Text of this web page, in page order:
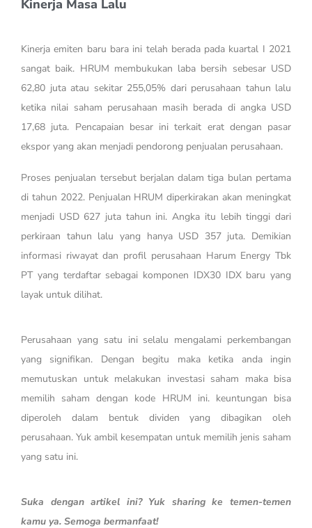
Kinerja Masa Lalu
Kinerja emiten baru bara ini telah berada pada kuartal I 2021
sangat baik. HRUM membukukan laba bersih sebesar USD
62,80 juta atau sekitar 255,05% dari perusahaan tahun lalu
ketika nilai saham perusahaan masih berada di angka USD
17,68 juta. Pencapaian besar ini terkait erat dengan pasar
ekspor yang akan menjadi pendorong penjualan perusahaan.
Proses penjualan tersebut berjalan dalam tiga bulan pertama
di tahun 2022. Penjualan HRUM diperkirakan akan meningkat
menjadi USD 627 juta tahun ini. Angka itu lebih tinggi dari
perkiraan tahun lalu yang hanya USD 357 juta. Demikian
informasi riwayat dan profil perusahaan Harum Energy Tbk
PT yang terdaftar sebagai komponen IDX30 IDX baru yang
layak untuk dilihat.
Perusahaan yang satu ini selalu mengalami perkembangan
yang signifikan. Dengan begitu maka ketika anda ingin
memutuskan untuk melakukan investasi saham maka bisa
memilih saham dengan kode HRUM ini. keuntungan bisa
diperoleh dalam bentuk dividen yang dibagikan oleh
perusahaan. Yuk ambil kesempatan untuk memilih jenis saham
yang satu ini.
Suka dengan artikel ini? Yuk sharing ke temen-temen
kamu ya. Semoga bermanfaat!